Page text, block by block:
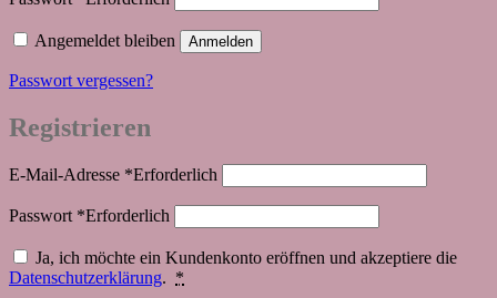
Angemeldet bleiben Anmelden
Passwort vergessen?
Registrieren
E-Mail-Adresse *Erforderlich
Passwort *Erforderlich
Ja, ich möchte ein Kundenkonto eröffnen und akzeptiere die
Datenschutzerklärung. *